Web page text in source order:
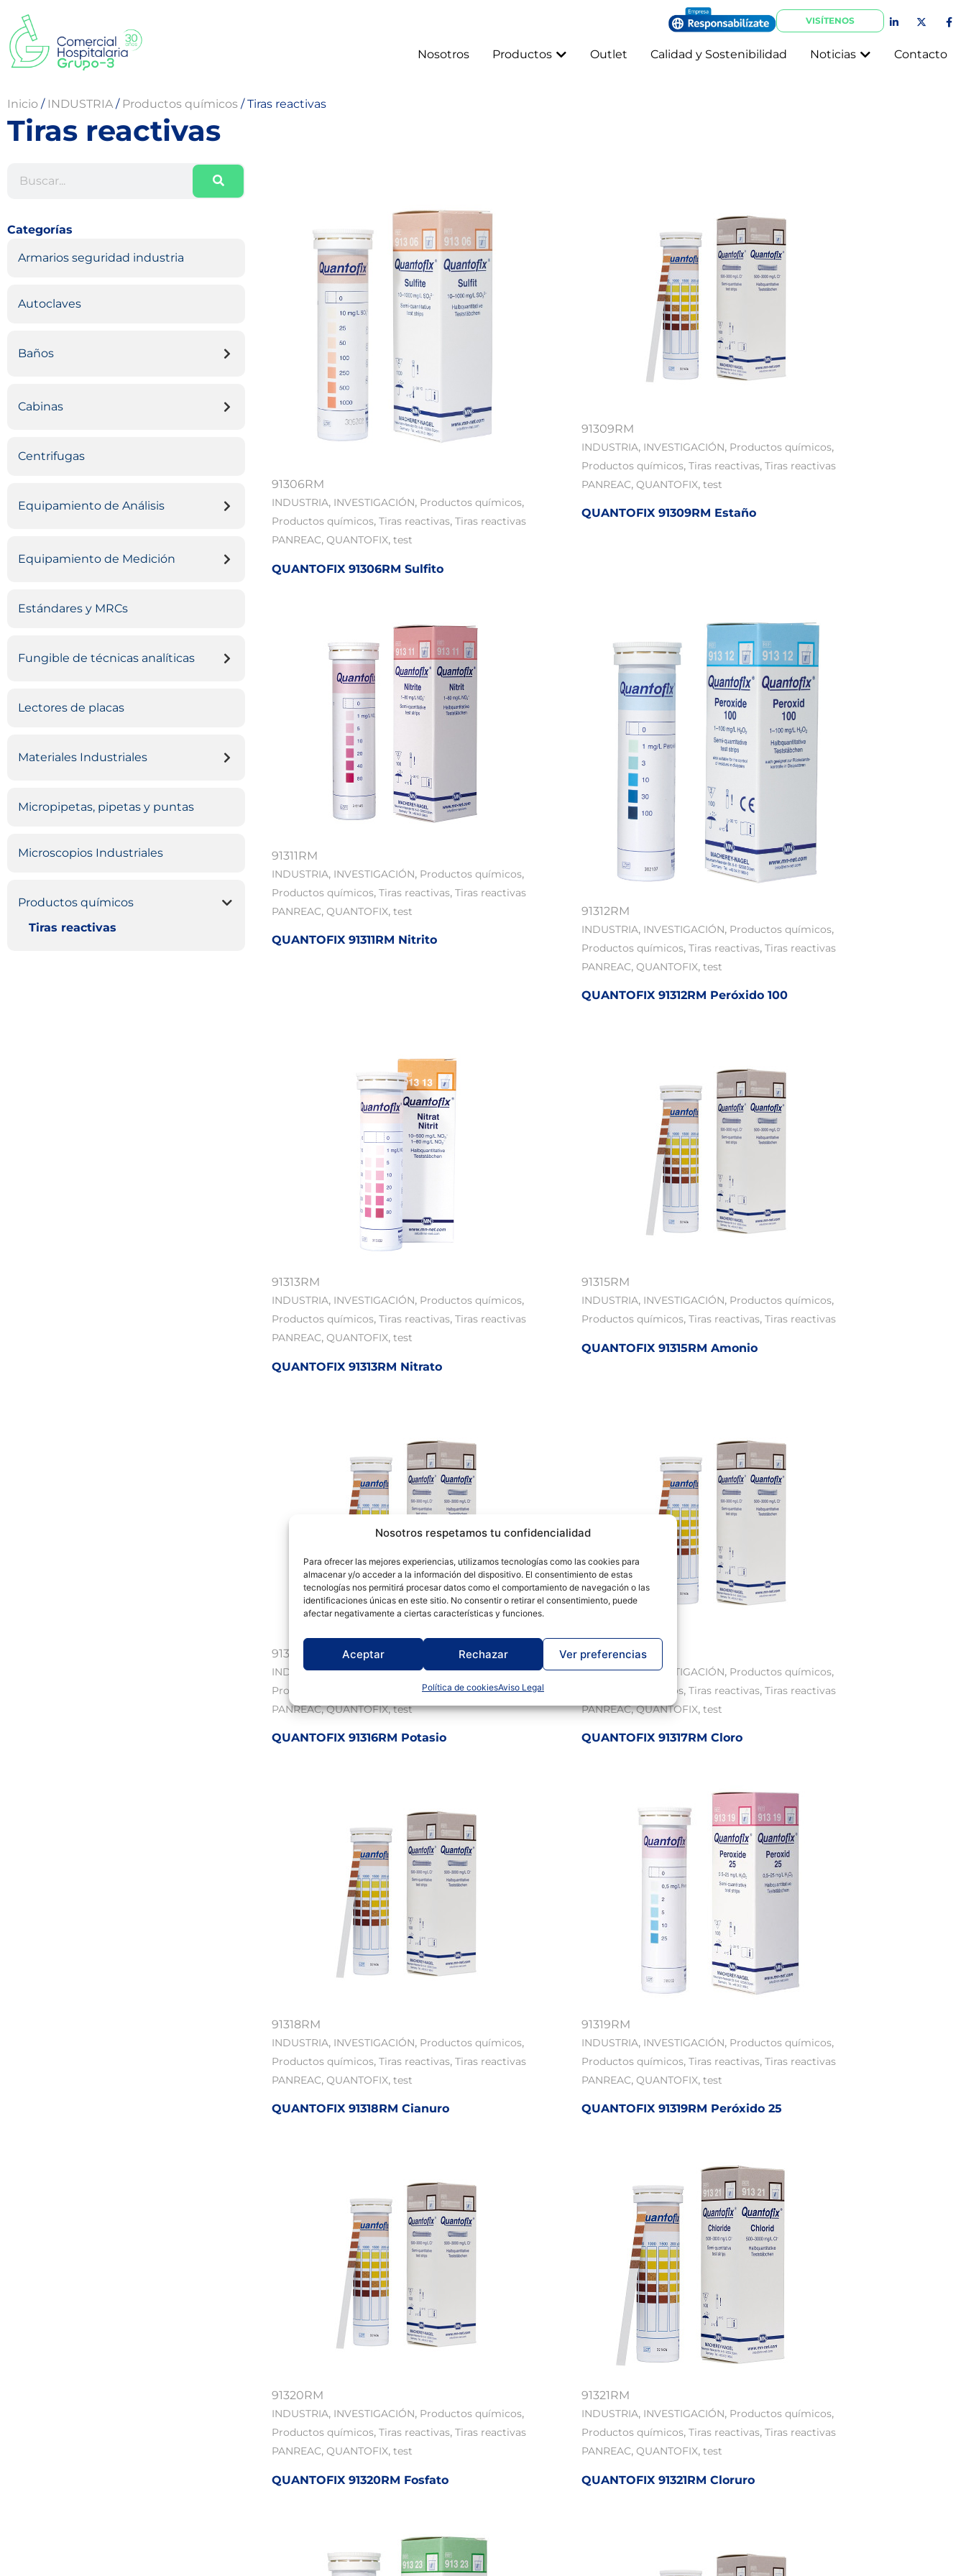
Nosotros respetamos tu confidencialidad
Para ofrecer las mejores experiencias, utilizamos tecnologías como las cookies para
almacenar y/o acceder a la información del dispositivo. El consentimiento de estas
tecnologías nos permitirá procesar datos como el comportamiento de navegación o las
identificaciones únicas en este sitio. No consentir o retirar el consentimiento, puede
afectar negativamente a ciertas características y funciones.
Aceptar Rechazar Ver preferencias
Política de cookiesAviso Legal
VISÍTENOS
Nosotros Productos Outlet Calidad y Sostenibilidad Noticias Contacto
Inicio / INDUSTRIA / Productos químicos /Tiras reactivas
Tiras reactivas
Categorías
Armarios seguridad industria
Autoclaves
Baños
Cabinas
Centrifugas
Equipamiento de Análisis
Equipamiento de Medición
Estándares y MRCs
Fungible de técnicas analíticas
Lectores de placas
Materiales Industriales
Micropipetas, pipetas y puntas
Microscopios Industriales
Productos químicos
Tiras reactivas
91306RM
INDUSTRIA, INVESTIGACIÓN, Productos químicos,
Productos químicos, Tiras reactivas, Tiras reactivas
PANREAC, QUANTOFIX, test
QUANTOFIX 91306RM Sulfito
91309RM
INDUSTRIA, INVESTIGACIÓN, Productos químicos,
Productos químicos,Tiras reactivas,Tiras reactivas
PANREAC,QUANTOFIX,test
QUANTOFIX 91309RM Estaño
91311RM
INDUSTRIA, INVESTIGACIÓN, Productos químicos,
Productos químicos, Tiras reactivas, Tiras reactivas
PANREAC, QUANTOFIX, test
QUANTOFIX 91311RM Nitrito
91312RM
INDUSTRIA, INVESTIGACIÓN, Productos químicos,
Productos químicos,Tiras reactivas,Tiras reactivas
PANREAC,QUANTOFIX,test
QUANTOFIX 91312RM Peróxido 100
91313RM
INDUSTRIA, INVESTIGACIÓN, Productos químicos,
Productos químicos, Tiras reactivas, Tiras reactivas
PANREAC, QUANTOFIX, test
QUANTOFIX 91313RM Nitrato
91315RM
INDUSTRIA, INVESTIGACIÓN, Productos químicos,
Productos químicos,Tiras reactivas,Tiras reactivas
QUANTOFIX 91315RM Amonio
91316RM
INDUSTRIA,INVESTIGACIÓN,Productos químicos,
Productos químicos Tiras reactivas,Tiras reactivas
PANREAC,QUANTOFIX,test
QUANTOFIX 91316RM Potasio
91317RM
INDUSTRIA,INVESTIGACIÓN, Productos químicos,
Productos químicos,Tiras reactivas,Tiras reactivas
PANREAC,QUANTOFIX,test
QUANTOFIX 91317RM Cloro
91318RM
INDUSTRIA, INVESTIGACIÓN, Productos químicos,
Productos químicos, Tiras reactivas, Tiras reactivas
PANREAC, QUANTOFIX, test
QUANTOFIX 91318RM Cianuro
91319RM
INDUSTRIA, INVESTIGACIÓN, Productos químicos,
Productos químicos,Tiras reactivas,Tiras reactivas
PANREAC,QUANTOFIX,test
QUANTOFIX 91319RM Peróxido 25
91320RM
INDUSTRIA, INVESTIGACIÓN, Productos químicos,
Productos químicos, Tiras reactivas, Tiras reactivas
PANREAC, QUANTOFIX, test
QUANTOFIX 91320RM Fosfato
91321RM
INDUSTRIA, INVESTIGACIÓN, Productos químicos,
Productos químicos,Tiras reactivas,Tiras reactivas
PANREAC,QUANTOFIX,test
QUANTOFIX 91321RM Cloruro